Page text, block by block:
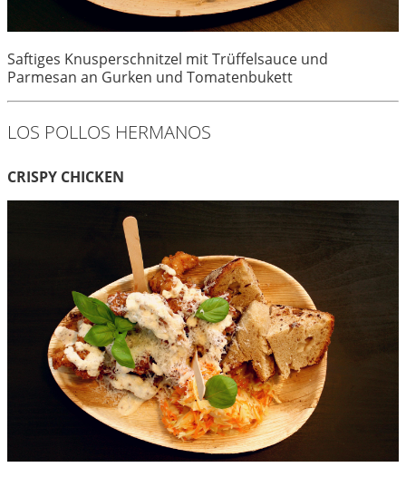
Saftiges Knusperschnitzel mit Trüffelsauce und
Parmesan an Gurken und Tomatenbukett
LOS POLLOS HERMANOS
CRISPY CHICKEN